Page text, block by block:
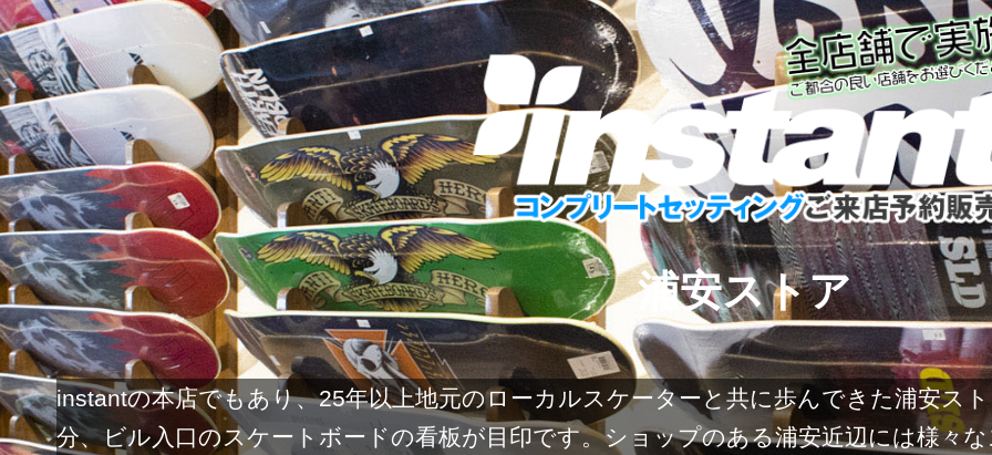
浦安ストア
instantの本店でもあり、25年以上地元のローカルスケーターと共に歩んできた浦安ス
分、ビル入口のスケートボードの看板が目印です。ショップのある浦安近辺には様々